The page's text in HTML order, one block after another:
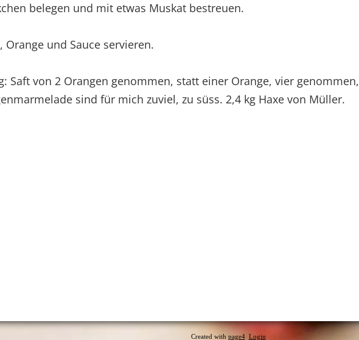
belegen und mit etwas Muskat bestreuen.
Orange und Sauce servieren.
Saft von 2 Orangen genommen, statt einer Orange, vier genommen,
sind für mich zuviel, zu süss. 2,4 kg Haxe von Müller.
Created with page4 Login